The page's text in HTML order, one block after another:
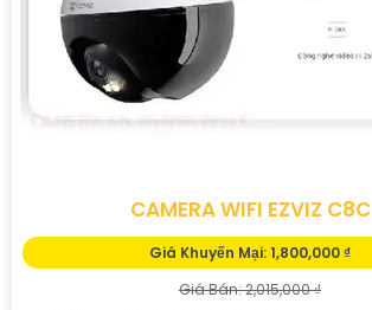
CAMERA WIFI EZVIZ C8C
Giá Khuyến Mại: 1,800,000 ₫
Giá Bán: 2,015,000 ₫